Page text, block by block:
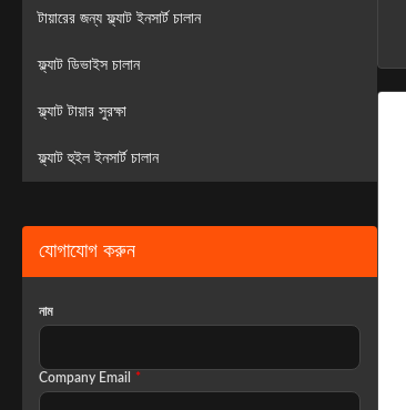
টায়ারের জন্য ফ্ল্যাট ইনসার্ট চালান
ফ্ল্যাট ডিভাইস চালান
ফ্ল্যাট টায়ার সুরক্ষা
ফ্ল্যাট হুইল ইনসার্ট চালান
যোগাযোগ করুন
নাম
Company Email *